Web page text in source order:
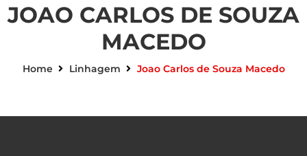
JOAO CARLOS DE SOUZA
MACEDO
Home Linhagem Joao Carlos de Souza Macedo